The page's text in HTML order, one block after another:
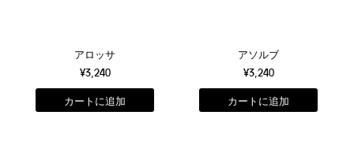
アロッサ
¥3,240
アソルブ
¥3,240